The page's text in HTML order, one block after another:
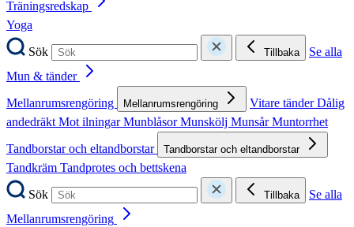
Träningsredskap
Yoga
Sök
Tillbaka
Se alla
Mun & tänder
Mellanrumsrengöring
Mellanrumsrengöring Vitare tänderDålig
andedräktMot ilningarMunblåsorMunskölj MunsårMuntorrhet
Tandborstar och eltandborstar
Tandborstar och eltandborstar
Tandkräm Tandprotes och bettskena
Sök
Tillbaka
Se alla
Mellanrumsrengöring